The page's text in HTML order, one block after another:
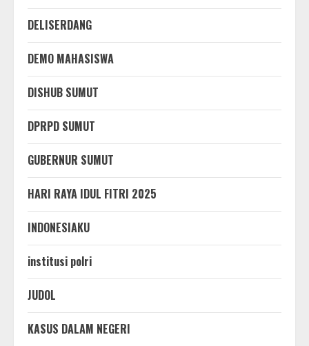
DELISERDANG
DEMO MAHASISWA
DISHUB SUMUT
DPRPD SUMUT
GUBERNUR SUMUT
HARI RAYA IDUL FITRI 2025
INDONESIAKU
institusi polri
JUDOL
KASUS DALAM NEGERI